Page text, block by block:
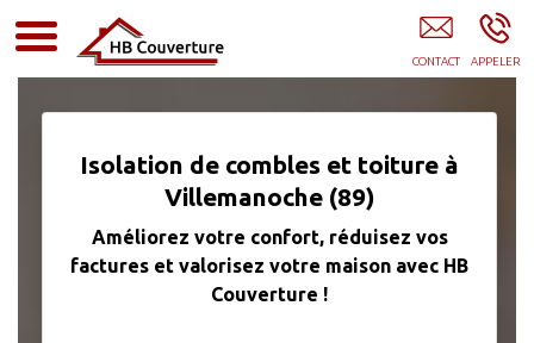
Isolation de combles et toiture à
Villemanoche (89)
Améliorez votre confort, réduisez vos
factures et valorisez votre maison avec HB
Couverture !